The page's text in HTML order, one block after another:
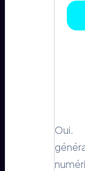
Oui.